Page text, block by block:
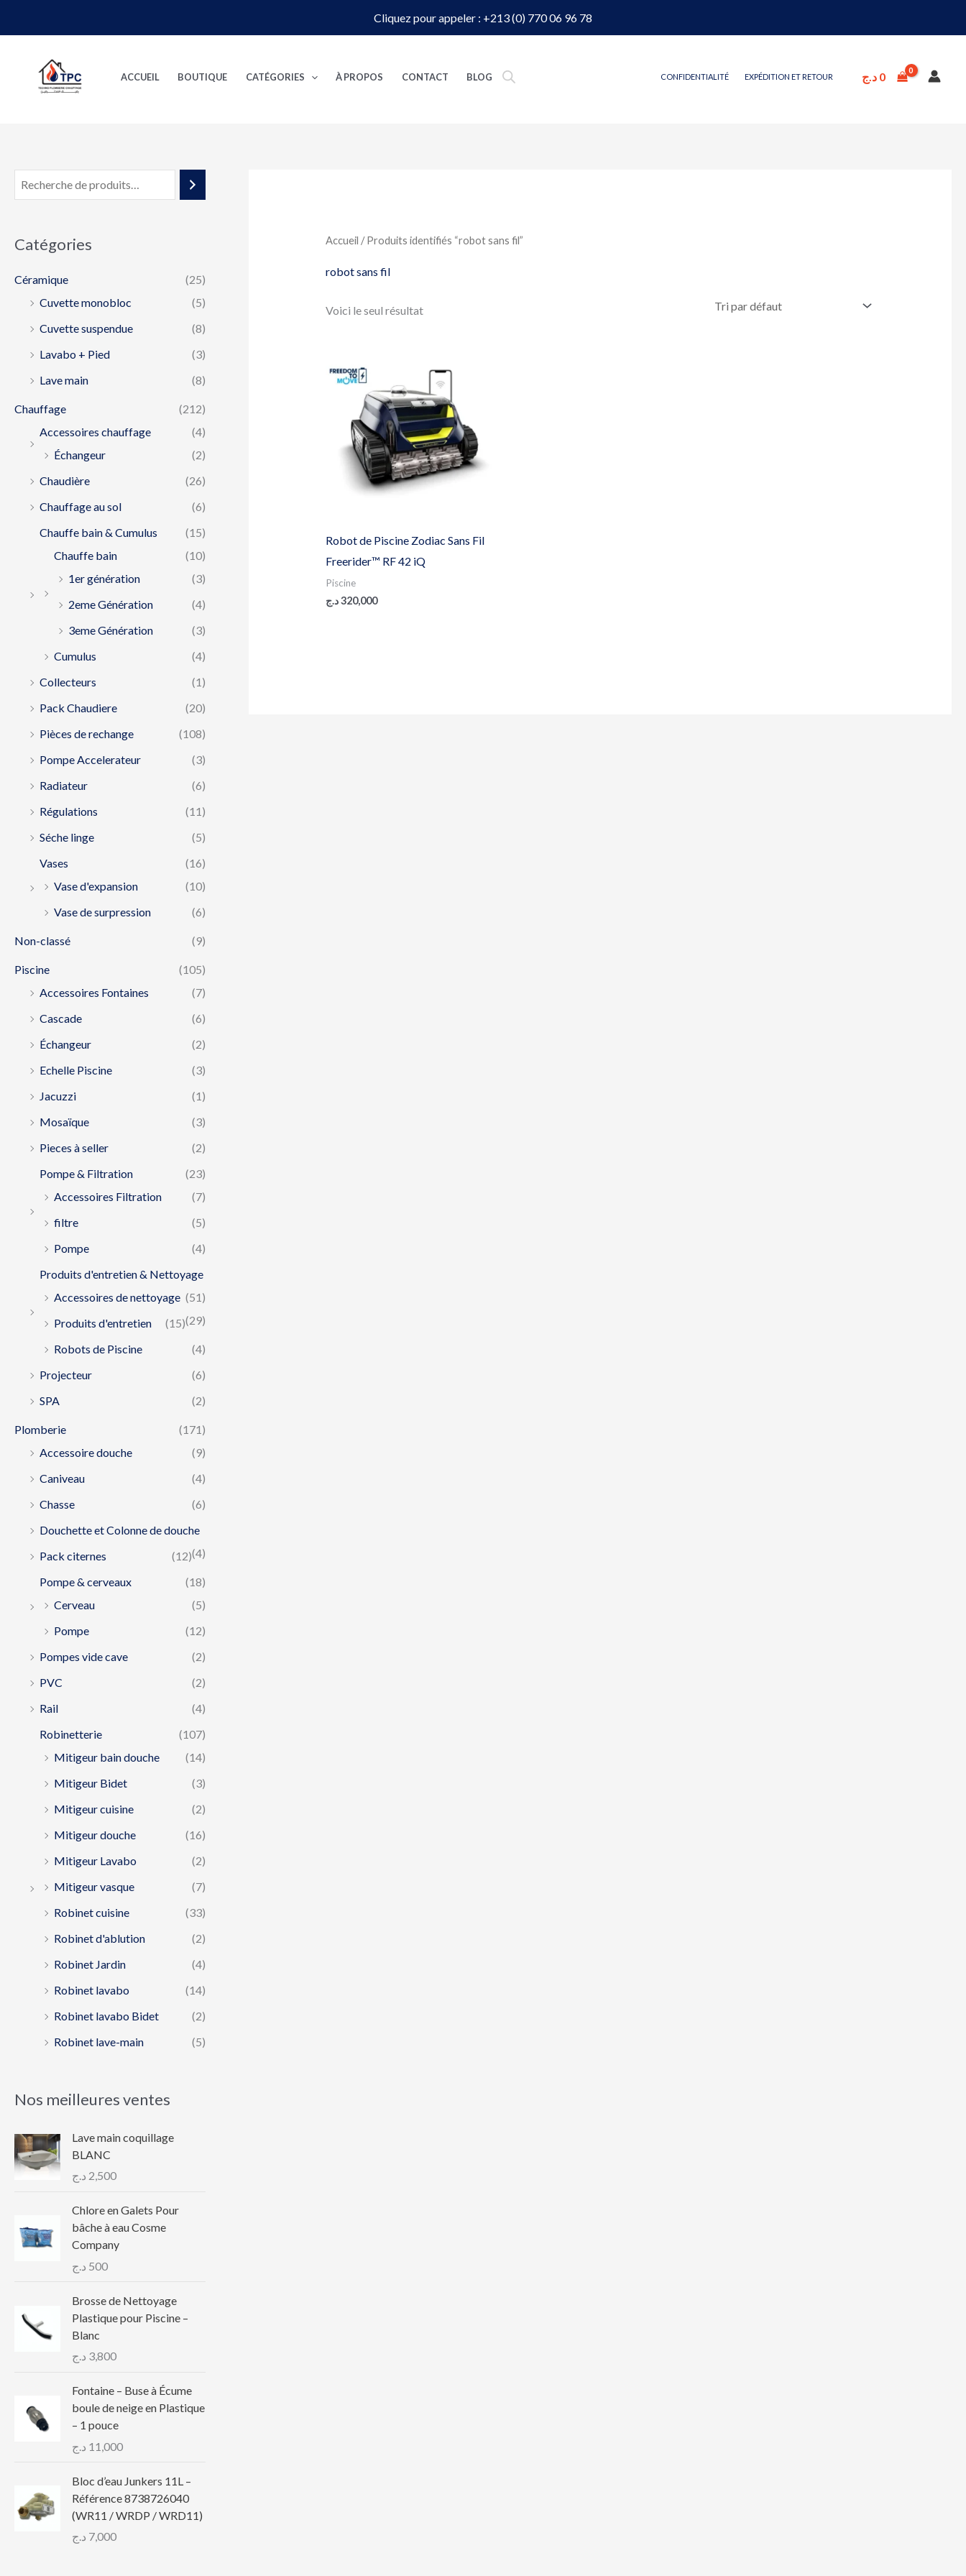
Cliquez pour appeler : +213 (0) 770 06 96 78
ACCUEIL BOUTIQUE CATÉGORIES À PROPOS CONTACT BLOG CONFIDENTIALITÉ EXPÉDITION ET RETOUR 0 د.ج
Catégories
Céramique
(25)
Cuvette monobloc
(5)
Cuvette suspendue
(8)
Lavabo + Pied
(3)
Lave main
(8)
Chauffage
(212)
Accessoires chauffage
(4)
Échangeur
(2)
Chaudière
(26)
Chauffage au sol
(6)
Chauffe bain & Cumulus
(15)
Chauffe bain
(10)
1er génération
(3)
2eme Génération
(4)
3eme Génération
(3)
Cumulus
(4)
Collecteurs
(1)
Pack Chaudiere
(20)
Pièces de rechange
(108)
Pompe Accelerateur
(3)
Radiateur
(6)
Régulations
(11)
Séche linge
(5)
Vases
(16)
Vase d'expansion
(10)
Vase de surpression
(6)
Non-classé (9)
Piscine
(105)
Accessoires Fontaines
(7)
Cascade
(6)
Échangeur
(2)
Echelle Piscine
(3)
Jacuzzi
(1)
Mosaïque
(3)
Pieces à seller
(2)
Pompe & Filtration
(23)
Accessoires Filtration
(7)
filtre
(5)
Pompe
(4)
Produits d'entretien & Nettoyage
(51)
Accessoires de nettoyage
(29)
Produits d'entretien
(15)
Robots de Piscine
(4)
Projecteur
(6)
SPA
(2)
Plomberie
(171)
Accessoire douche
(9)
Caniveau
(4)
Chasse
(6)
Douchette et Colonne de douche
(4)
Pack citernes
(12)
Pompe & cerveaux
(18)
Cerveau
(5)
Pompe
(12)
Pompes vide cave
(2)
PVC
(2)
Rail
(4)
Robinetterie
(107)
Mitigeur bain douche
(14)
Mitigeur Bidet
(3)
Mitigeur cuisine
(2)
Mitigeur douche
(16)
Mitigeur Lavabo
(2)
Mitigeur vasque
(7)
Robinet cuisine
(33)
Robinet d'ablution
(2)
Robinet Jardin
(4)
Robinet lavabo
(14)
Robinet lavabo Bidet
(2)
Robinet lave-main
(5)
Nos meilleures ventes
Lave main coquillage
BLANC
2,500 د.ج
Chlore en Galets Pour
bâche à eau Cosme
Company
500 د.ج
Brosse de Nettoyage
Plastique pour Piscine –
Blanc
3,800 د.ج
Fontaine – Buse à Écume
boule de neige en Plastique
– 1 pouce
11,000 د.ج
Bloc d’eau Junkers 11L –
Référence 8738726040
(WR11 / WRDP / WRD11)
7,000 د.ج
Accueil / Produits identifiés “robot sans fil”
robot sans fil
Voici le seul résultat
Robot de Piscine Zodiac Sans Fil
Freerider™ RF 42 iQ
Piscine
320,000د.ج